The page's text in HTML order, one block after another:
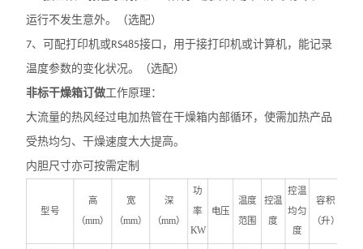
运行不发生意外。（选配）
7、可配打印机或RS485接口，用于接打印机或计算机，能记录
温度参数的变化状况。（选配）
非标干燥箱订做工作原理：
大流量的热风经过电加热管在干燥箱内部循环，使需加热产品
受热均匀、干燥速度大大提高。
内胆尺寸亦可按需定制
型号
高
（mm）
宽
（mm）
深
（mm）
功
率
KW
电压
温度
范围
控温
度
控温
均匀
度
容积
（升）